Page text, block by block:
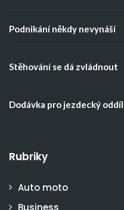
Podnikání někdy nevynáší
Stěhování se dá zvládnout
Dodávka pro jezdecký oddíl
Rubriky
Auto moto
Business